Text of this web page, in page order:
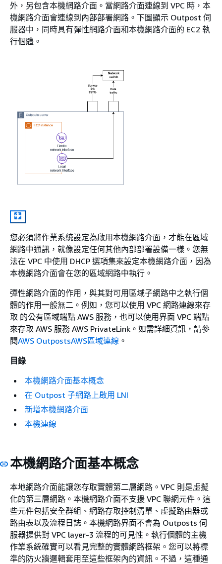
外，另包含本機網路介面。當網路介面連線到 VPC 時，本
機網路介面會連線到內部部署網路。下圖顯示 Outpost 伺
服器中，同時具有彈性網路介面和本機網路介面的 EC2 執
行個體。
您必須將作業系統設定為啟用本機網路介面，才能在區域
網路中通訊，就像設定任何其他內部部署設備一樣。您無
法在 VPC 中使用 DHCP 選項集來設定本機網路介面，因為
本機網路介面會在您的區域網路中執行。
彈性網路介面的作用，與其對可用區域子網路中之執行個
體的作用一般無二。例如，您可以使用 VPC 網路連線來存
取 的公有區域端點 AWS 服務，也可以使用界面 VPC 端點
來存取 AWS 服務 AWS PrivateLink。如需詳細資訊，請參
閱AWS OutpostsAWS區域連線 。
目錄
本機網路介面基本概念
在 Outpost 子網路上啟用 LNI
新增本機網路介面
本機連線
本機網路介面基本概念
本地網路介面能讓您存取實體第二層網路。VPC 則是虛擬
化的第三層網路。本機網路介面不支援 VPC 聯網元件。這
些元件包括安全群組、網路存取控制清單、虛擬路由器或
路由表以及流程日誌。本機網路界面不會為 Outposts 伺
服器提供對 VPC layer-3 流程的可見性。執行個體的主機
作業系統確實可以看見完整的實體網路框架。您可以將標
準的防火牆邏輯套用至這些框架內的資訊。不過，這種通